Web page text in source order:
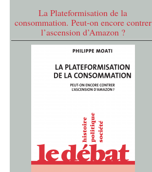
La Plateformisation de la
consommation. Peut-on encore contrer
l’ascension d’Amazon ?